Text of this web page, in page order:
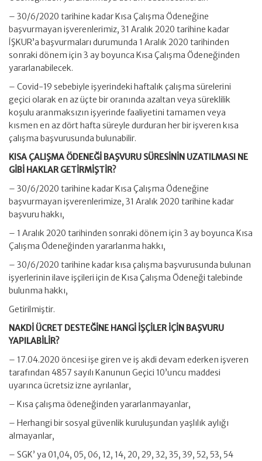
– 30/6/2020 tarihine kadar Kısa Çalışma Ödeneğine
başvurmayan işverenlerimiz, 31 Aralık 2020 tarihine kadar
İŞKUR’a başvurmaları durumunda 1 Aralık 2020 tarihinden
sonraki dönem için 3 ay boyunca Kısa Çalışma Ödeneğinden
yararlanabilecek.
– Covid-19 sebebiyle işyerindeki haftalık çalışma sürelerini
geçici olarak en az üçte bir oranında azaltan veya süreklilik
koşulu aranmaksızın işyerinde faaliyetini tamamen veya
kısmen en az dört hafta süreyle durduran her bir işveren kısa
çalışma başvurusunda bulunabilir.
KISA ÇALIŞMA ÖDENEĞİ BAŞVURU SÜRESİNİN UZATILMASI NE
GİBİ HAKLAR GETİRMİŞTİR?
– 30/6/2020 tarihine kadar Kısa Çalışma Ödeneğine
başvurmayan işverenlerimize, 31 Aralık 2020 tarihine kadar
başvuru hakkı,
– 1 Aralık 2020 tarihinden sonraki dönem için 3 ay boyunca Kısa
Çalışma Ödeneğinden yararlanma hakkı,
– 30/6/2020 tarihine kadar kısa çalışma başvurusunda bulunan
işyerlerinin ilave işçileri için de Kısa Çalışma Ödeneği talebinde
bulunma hakkı,
Getirilmiştir.
NAKDİ ÜCRET DESTEĞİNE HANGİ İŞÇİLER İÇİN BAŞVURU
YAPILABİLİR?
– 17.04.2020 öncesi işe giren ve iş akdi devam ederken işveren
tarafından 4857 sayılı Kanunun Geçici 10’uncu maddesi
uyarınca ücretsiz izne ayrılanlar,
– Kısa çalışma ödeneğinden yararlanmayanlar,
– Herhangi bir sosyal güvenlik kuruluşundan yaşlılık aylığı
almayanlar,
– SGK’ ya 01,04, 05, 06, 12, 14, 20, 29, 32, 35, 39, 52, 53, 54